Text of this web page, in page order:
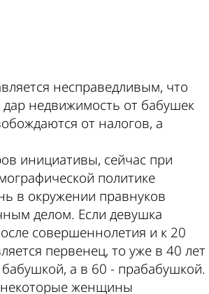
несправедливым, что
дар недвижимость от бабушек
от налогов, а
инициативы, сейчас при
политике
в окружении правнуков
делом. Если девушка
совершеннолетия и к 20
первенец, то уже в 40 лет
а в 60 - прабабушкой.
некоторые женщины